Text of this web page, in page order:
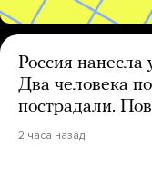
Россия нанесла
Два человека
пострадали.
2 часа назад